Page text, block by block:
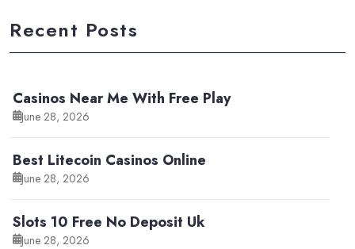
Recent Posts
Casinos Near Me With Free Play
June 28, 2026
Best Litecoin Casinos Online
June 28, 2026
Slots 10 Free No Deposit Uk
June 28, 2026